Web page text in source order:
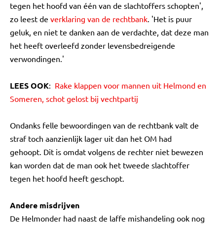
tegen het hoofd van één van de slachtoffers schopten',
zo leest de verklaring van de rechtbank. 'Het is puur
geluk, en niet te danken aan de verdachte, dat deze man
het heeft overleefd zonder levensbedreigende
verwondingen.'
LEES OOK: Rake klappen voor mannen uit Helmond en
Someren, schot gelost bij vechtpartij
Ondanks felle bewoordingen van de rechtbank valt de
straf toch aanzienlijk lager uit dan het OM had
gehoopt. Dit is omdat volgens de rechter niet bewezen
kan worden dat de man ook het tweede slachtoffer
tegen het hoofd heeft geschopt.
Andere misdrijven
De Helmonder had naast de laffe mishandeling ook nog